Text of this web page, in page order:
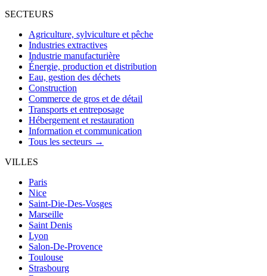
SECTEURS
Agriculture, sylviculture et pêche
Industries extractives
Industrie manufacturière
Énergie, production et distribution
Eau, gestion des déchets
Construction
Commerce de gros et de détail
Transports et entreposage
Hébergement et restauration
Information et communication
Tous les secteurs →
VILLES
Paris
Nice
Saint-Die-Des-Vosges
Marseille
Saint Denis
Lyon
Salon-De-Provence
Toulouse
Strasbourg